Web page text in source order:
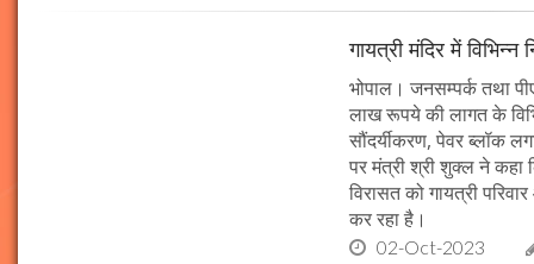
गायत्री मंदिर में विभिन्न
भोपाल। जनसम्पर्क तथा
लाख रूपये की लागत के
सौंदर्यीकरण, पेवर ब्लॉक
पर मंत्री श्री शुक्ल ने कहा
विरासत को गायत्री
कर रहा है।
02-Oct-2023